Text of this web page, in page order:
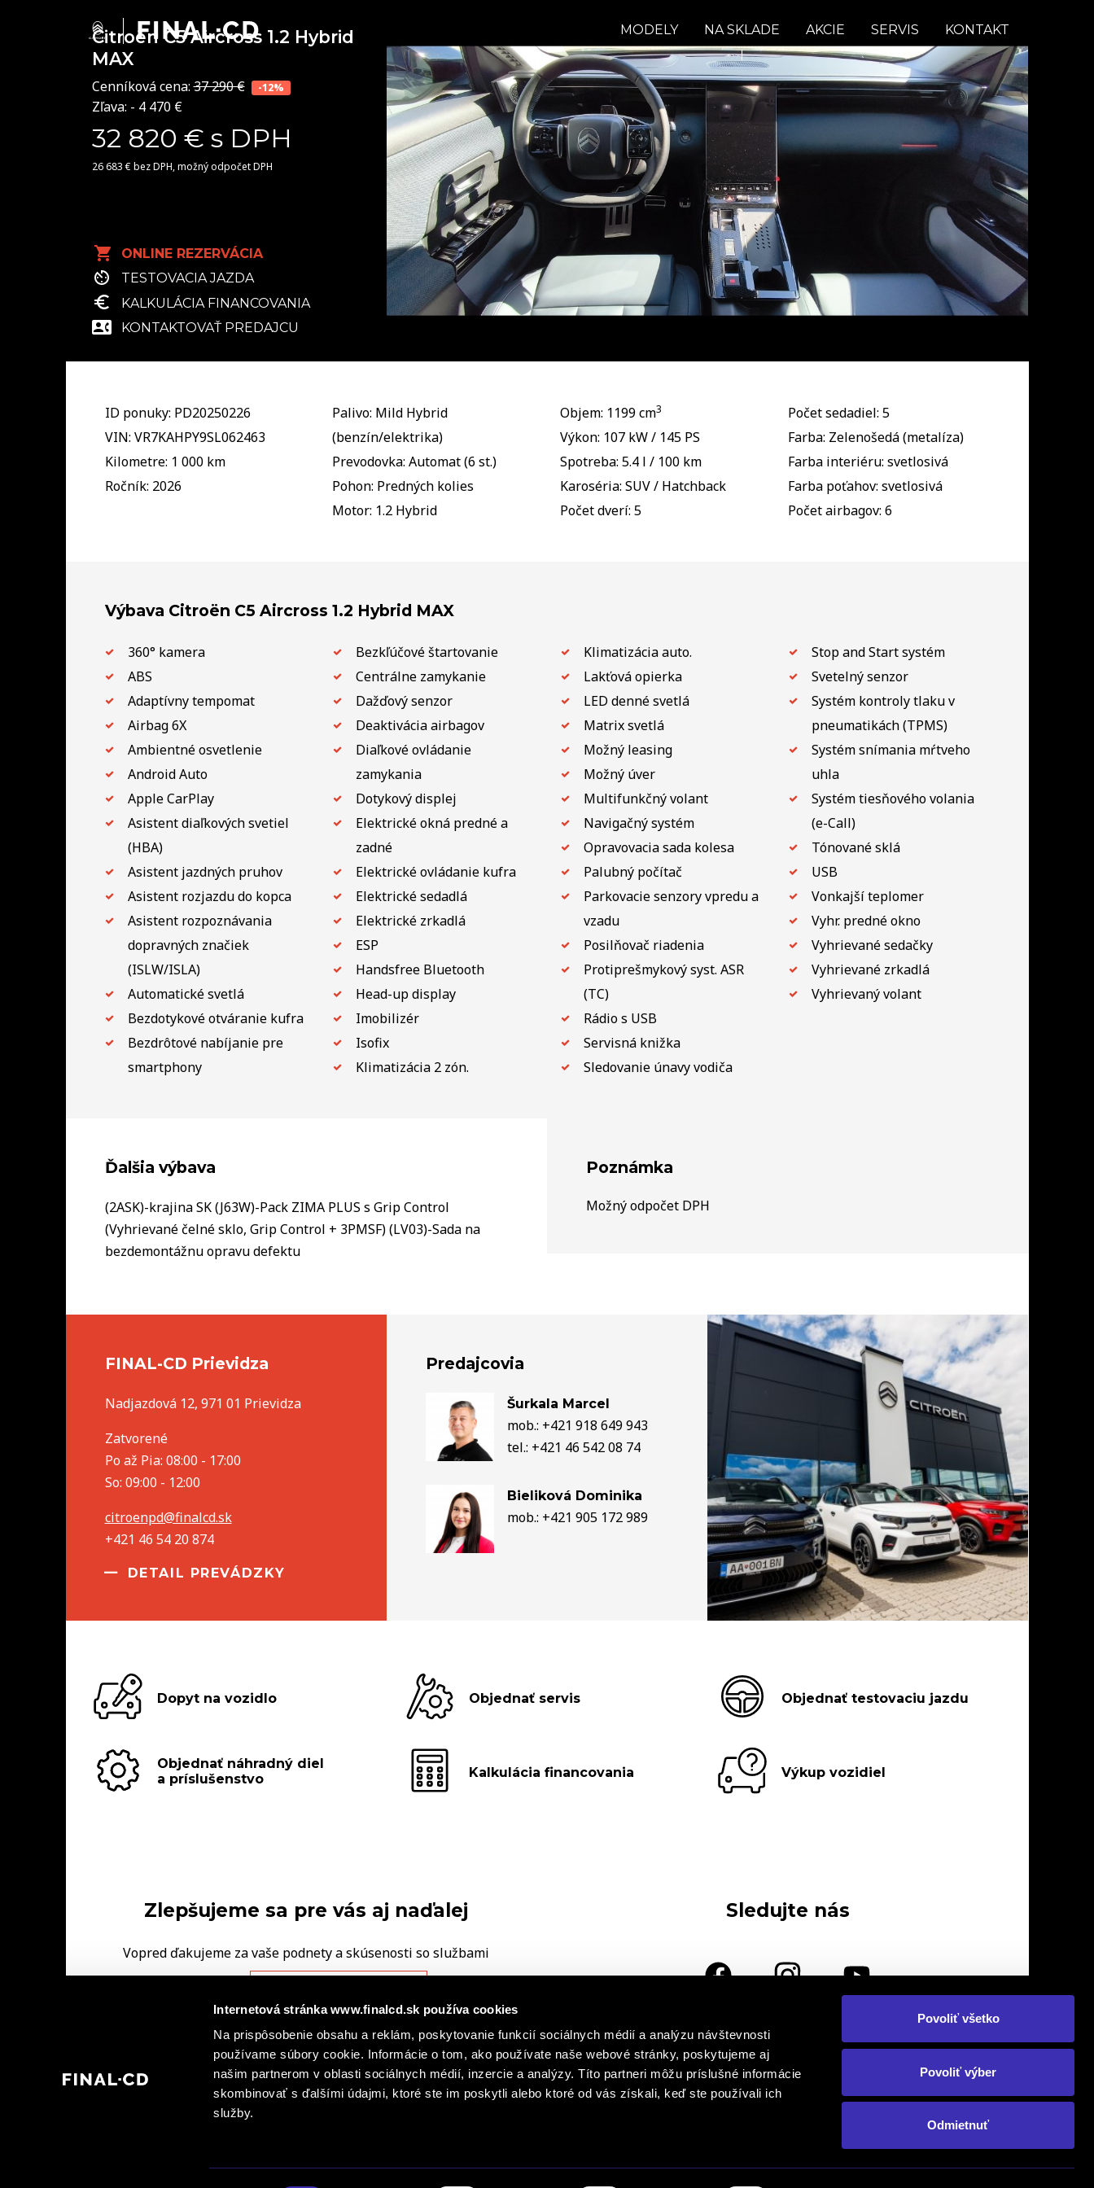
Internetová stránka www.finalcd.sk používa cookies
Na prispôsobenie obsahu a reklám, poskytovanie funkcií sociálnych médií a analýzu návštevnosti
používame súbory cookie. Informácie o tom, ako používate naše webové stránky, poskytujeme aj
našim partnerom v oblasti sociálnych médií, inzercie a analýzy. Títo partneri môžu príslušné informácie
skombinovať s ďalšími údajmi, ktoré ste im poskytli alebo ktoré od vás získali, keď ste používali ich
služby.
Povoliť všetko
Povoliť výber
Odmietnuť
MODELY NA SKLADE AKCIE SERVIS KONTAKT
Citroën C5 Aircross1.2 Hybrid
MAX
Cenníková cena:37 290 € -12%
Zľava: - 4 470 €
32 820 € s DPH
26 683 € bez DPH, možný odpočet DPH
ONLINE REZERVÁCIA
TESTOVACIA JAZDA
KALKULÁCIA FINANCOVANIA
KONTAKTOVAŤ PREDAJCU
ID ponuky: PD20250226
VIN: VR7KAHPY9SL062463
Kilometre: 1 000 km
Ročník: 2026
Palivo: Mild Hybrid
(benzín/elektrika)
Prevodovka: Automat (6 st.)
Pohon: Predných kolies
Motor: 1.2 Hybrid
Objem: 1199 cm3
Výkon: 107 kW / 145 PS
Spotreba: 5.4 l / 100 km
Karoséria: SUV / Hatchback
Počet dverí: 5
Počet sedadiel: 5
Farba: Zelenošedá (metalíza)
Farba interiéru: svetlosivá
Farba poťahov: svetlosivá
Počet airbagov: 6
Výbava Citroën C5 Aircross 1.2 Hybrid MAX
360° kamera
ABS
Adaptívny tempomat
Airbag 6X
Ambientné osvetlenie
Android Auto
Apple CarPlay
Asistent diaľkových svetiel
(HBA)
Asistent jazdných pruhov
Asistent rozjazdu do kopca
Asistent rozpoznávania
dopravných značiek
(ISLW/ISLA)
Automatické svetlá
Bezdotykové otváranie kufra
Bezdrôtové nabíjanie pre
smartphony
Bezkľúčové štartovanie
Centrálne zamykanie
Dažďový senzor
Deaktivácia airbagov
Diaľkové ovládanie
zamykania
Dotykový displej
Elektrické okná predné a
zadné
Elektrické ovládanie kufra
Elektrické sedadlá
Elektrické zrkadlá
ESP
Handsfree Bluetooth
Head-up display
Imobilizér
Isofix
Klimatizácia 2 zón.
Klimatizácia auto.
Lakťová opierka
LED denné svetlá
Matrix svetlá
Možný leasing
Možný úver
Multifunkčný volant
Navigačný systém
Opravovacia sada kolesa
Palubný počítač
Parkovacie senzory vpredu a
vzadu
Posilňovač riadenia
Protiprešmykový syst. ASR
(TC)
Rádio s USB
Servisná knižka
Sledovanie únavy vodiča
Stop and Start systém
Svetelný senzor
Systém kontroly tlaku v
pneumatikách (TPMS)
Systém snímania mŕtveho
uhla
Systém tiesňového volania
(e-Call)
Tónované sklá
USB
Vonkajší teplomer
Vyhr. predné okno
Vyhrievané sedačky
Vyhrievané zrkadlá
Vyhrievaný volant
Ďalšia výbava
(2ASK)-krajina SK (J63W)-Pack ZIMA PLUS s Grip Control
(Vyhrievané čelné sklo, Grip Control + 3PMSF) (LV03)-Sada na
bezdemontážnu opravu defektu
Poznámka
Možný odpočet DPH
FINAL-CD Prievidza
Nadjazdová 12, 971 01 Prievidza
Zatvorené
Po až Pia: 08:00 - 17:00
So: 09:00 - 12:00
citroenpd@finalcd.sk
+421 46 54 20 874
DETAIL PREVÁDZKY
Predajcovia
Šurkala Marcel
mob.: +421 918 649 943
tel.: +421 46 542 08 74
Bieliková Dominika
mob.: +421 905 172 989
Dopyt na vozidlo Objednať servis Objednať testovaciu jazdu
Objednať náhradný diel
a príslušenstvo
Kalkulácia financovania Výkup vozidiel
Zlepšujeme sa pre vás aj naďalej
Vopred ďakujeme za vaše podnety a skúsenosti so službami
FINAL‑CD.
Ochrana osobných údajov |Informácie o kamerových záznamoch|Základné časti
dohody spoločných prevádzkovateľov|Informácie o súboroch cookies
Sledujte nás
alebo nás navštívte osobne
verejné sprístupnenie grafických alebo textových častí tohto obsahu alebo jeho časti verejnosti, a to akýmkoľvek spôsobom je bez predchádzajúceho písomného súhlasu spoločností FINAL - CD spol. s r. o., FINAL - CD plus, s.r.o., FINAL - CD
ikimonos.sk